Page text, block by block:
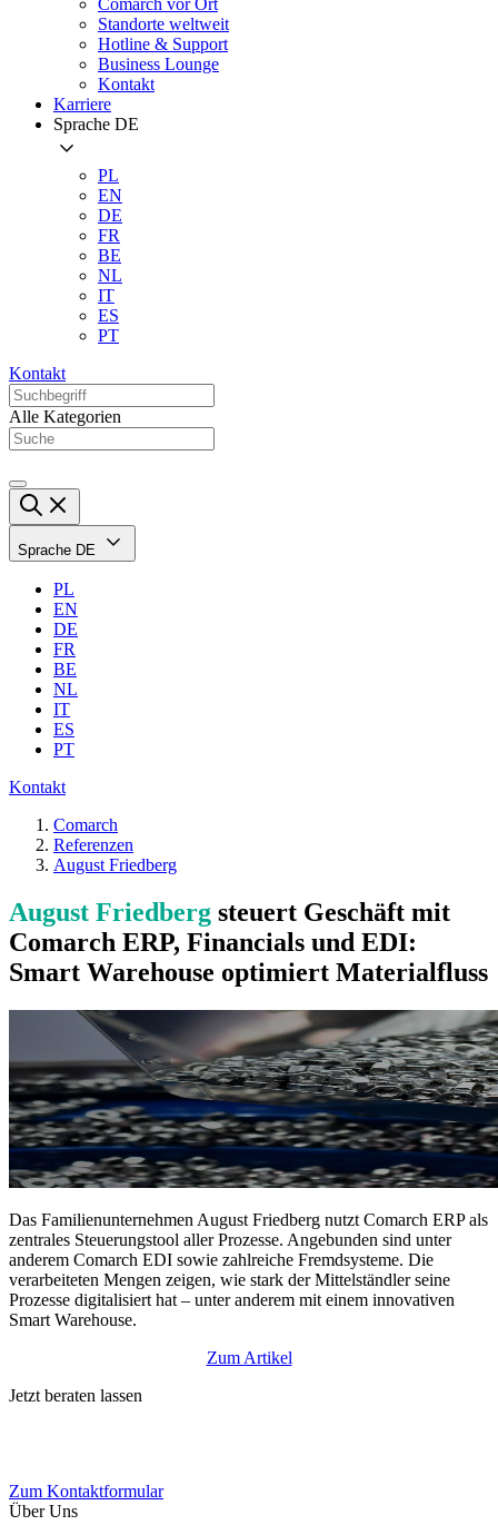
Comarch vor Ort
Standorte weltweit
Hotline & Support
Business Lounge
Kontakt
Karriere
Sprache DE
PL
EN
DE
FR
BE
NL
IT
ES
PT
Kontakt
Alle Kategorien
Sprache DE
PL
EN
DE
FR
BE
NL
IT
ES
PT
Kontakt
Comarch
Referenzen
August Friedberg
August Friedberg steuert Geschäft mit
Comarch ERP, Financials und EDI:
Smart Warehouse optimiert Materialfluss
Das Familienunternehmen August Friedberg nutzt Comarch ERP als
zentrales Steuerungstool aller Prozesse. Angebunden sind unter
anderem Comarch EDI sowie zahlreiche Fremdsysteme. Die
verarbeiteten Mengen zeigen, wie stark der Mittelständler seine
Prozesse digitalisiert hat – unter anderem mit einem innovativen
Smart Warehouse.
Zum Artikel
Jetzt beraten lassen
Zum Kontaktformular
Über Uns